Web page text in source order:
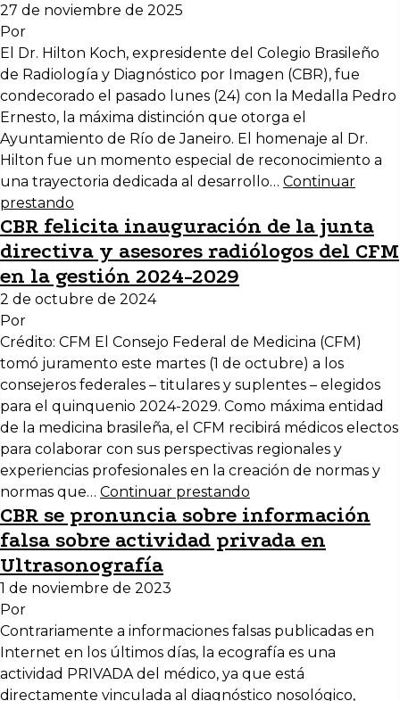
27 de noviembre de 2025
Por
El Dr. Hilton Koch, expresidente del Colegio Brasileño
de Radiología y Diagnóstico por Imagen (CBR), fue
condecorado el pasado lunes (24) con la Medalla Pedro
Ernesto, la máxima distinción que otorga el
Ayuntamiento de Río de Janeiro. El homenaje al Dr.
Hilton fue un momento especial de reconocimiento a
una trayectoria dedicada al desarrollo… Continuar
prestando
CBR felicita inauguración de la junta
directiva y asesores radiólogos del CFM
en la gestión 2024-2029
2 de octubre de 2024
Por
Crédito: CFM El Consejo Federal de Medicina (CFM)
tomó juramento este martes (1 de octubre) a los
consejeros federales – titulares y suplentes – elegidos
para el quinquenio 2024-2029. Como máxima entidad
de la medicina brasileña, el CFM recibirá médicos electos
para colaborar con sus perspectivas regionales y
experiencias profesionales en la creación de normas y
normas que… Continuar prestando
CBR se pronuncia sobre información
falsa sobre actividad privada en
Ultrasonografía
1 de noviembre de 2023
Por
Contrariamente a informaciones falsas publicadas en
Internet en los últimos días, la ecografía es una
actividad PRIVADA del médico, ya que está
directamente vinculada al diagnóstico nosológico,